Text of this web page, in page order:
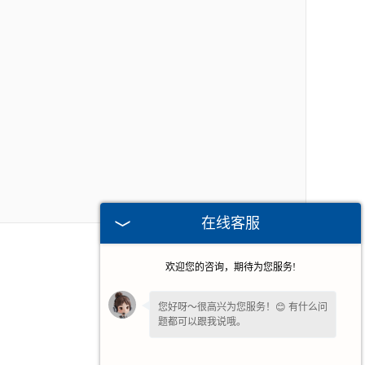
在线客服
欢迎您的咨询，期待为您服务!
您好呀～很高兴为您服务！😊 有什么问
题都可以跟我说哦。